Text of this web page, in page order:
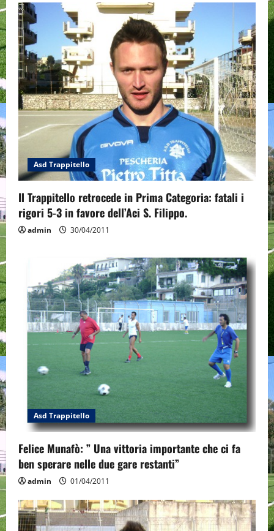
v
i
g
a
t
i
o
n
Asd Trappitello
Il Trappitello retrocede in Prima Categoria: fatali i
rigori 5-3 in favore dell’Aci S. Filippo.
admin 30/04/2011
Asd Trappitello
Felice Munafò: ” Una vittoria importante che ci fa
ben sperare nelle due gare restanti”
admin 01/04/2011